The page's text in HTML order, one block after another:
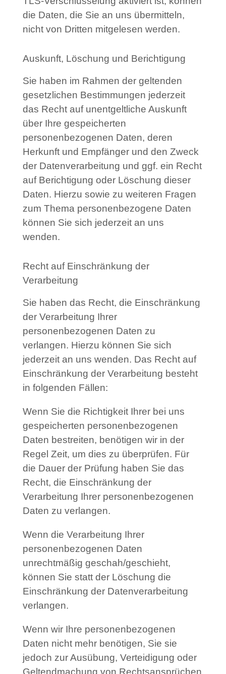
die Daten, die Sie an uns übermitteln,
nicht von Dritten mitgelesen werden.
Auskunft, Löschung und Berichtigung
Sie haben im Rahmen der geltenden
gesetzlichen Bestimmungen jederzeit
das Recht auf unentgeltliche Auskunft
über Ihre gespeicherten
personenbezogenen Daten, deren
Herkunft und Empfänger und den Zweck
der Datenverarbeitung und ggf. ein Recht
auf Berichtigung oder Löschung dieser
Daten. Hierzu sowie zu weiteren Fragen
zum Thema personenbezogene Daten
können Sie sich jederzeit an uns
wenden.
Recht auf Einschränkung der
Verarbeitung
Sie haben das Recht, die Einschränkung
der Verarbeitung Ihrer
personenbezogenen Daten zu
verlangen. Hierzu können Sie sich
jederzeit an uns wenden. Das Recht auf
Einschränkung der Verarbeitung besteht
in folgenden Fällen:
Wenn Sie die Richtigkeit Ihrer bei uns
gespeicherten personenbezogenen
Daten bestreiten, benötigen wir in der
Regel Zeit, um dies zu überprüfen. Für
die Dauer der Prüfung haben Sie das
Recht, die Einschränkung der
Verarbeitung Ihrer personenbezogenen
Daten zu verlangen.
Wenn die Verarbeitung Ihrer
personenbezogenen Daten
unrechtmäßig geschah/geschieht,
können Sie statt der Löschung die
Einschränkung der Datenverarbeitung
verlangen.
Wenn wir Ihre personenbezogenen
Daten nicht mehr benötigen, Sie sie
jedoch zur Ausübung, Verteidigung oder
Geltendmachung von Rechtsansprüchen